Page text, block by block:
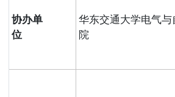
协办单
位
华东交通大学电气与
院